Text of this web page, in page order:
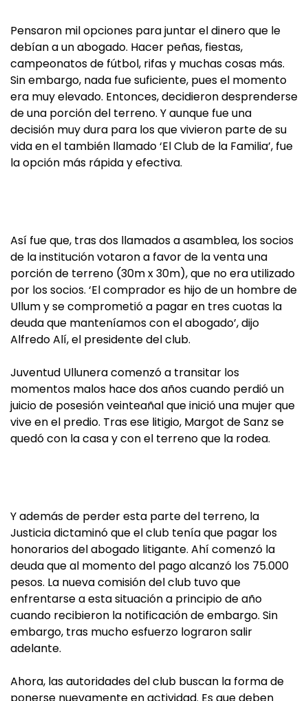
Pensaron mil opciones para juntar el dinero que le
debían a un abogado. Hacer peñas, fiestas,
campeonatos de fútbol, rifas y muchas cosas más.
Sin embargo, nada fue suficiente, pues el momento
era muy elevado. Entonces, decidieron desprenderse
de una porción del terreno. Y aunque fue una
decisión muy dura para los que vivieron parte de su
vida en el también llamado ‘El Club de la Familia’, fue
la opción más rápida y efectiva.
Así fue que, tras dos llamados a asamblea, los socios
de la institución votaron a favor de la venta una
porción de terreno (30m x 30m), que no era utilizado
por los socios. ‘El comprador es hijo de un hombre de
Ullum y se comprometió a pagar en tres cuotas la
deuda que manteníamos con el abogado’, dijo
Alfredo Alí, el presidente del club.
Juventud Ullunera comenzó a transitar los
momentos malos hace dos años cuando perdió un
juicio de posesión veinteañal que inició una mujer que
vive en el predio. Tras ese litigio, Margot de Sanz se
quedó con la casa y con el terreno que la rodea.
Y además de perder esta parte del terreno, la
Justicia dictaminó que el club tenía que pagar los
honorarios del abogado litigante. Ahí comenzó la
deuda que al momento del pago alcanzó los 75.000
pesos. La nueva comisión del club tuvo que
enfrentarse a esta situación a principio de año
cuando recibieron la notificación de embargo. Sin
embargo, tras mucho esfuerzo lograron salir
adelante.
Ahora, las autoridades del club buscan la forma de